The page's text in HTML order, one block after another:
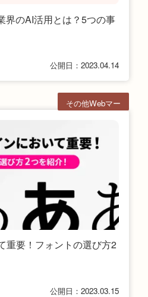
界のAI活用とは？5つの事
公開日：2023.04.14
重要！フォントの選び方2
公開日：2023.03.15
その他Webマー